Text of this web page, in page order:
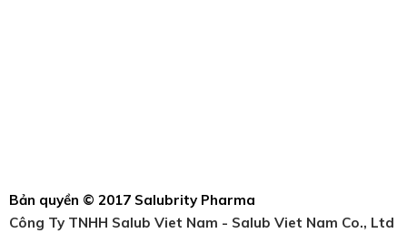
Bản quyền © 2017 Salubrity Pharma
Công Ty TNHH Salub Viet Nam - Salub Viet Nam Co., Ltd